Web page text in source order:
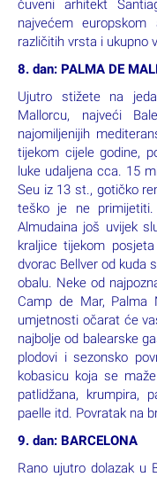
čuveni arhitekt
najvećem
različitih vrsta i ukupno
8. dan: PALMA DE
Ujutro stižete na
Mallorcu, najveći
najomiljenijih
tijekom cijele godine,
luke udaljena cca. 15
Seu iz 13 st., gotičko
teško je ne primijetiti.
Almudaina još uvijek
kraljice tijekom
dvorac Bellver od kuda
obalu. Neke od
Camp de Mar, Palma
umjetnosti očarat će
najbolje od balearske
plodovi i sezonsko
kobasicu koja se
patlidžana, krumpira,
paelle itd. Povratak na
9. dan: BARCELONA
Rano ujutro dolazak u